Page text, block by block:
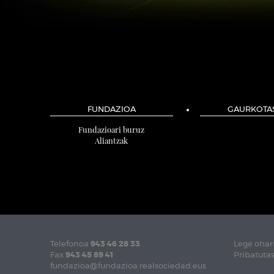
FUNDAZIOA
Fundazioari buruz
Aliantzak
Telefonoa 943 46 28 33
Fax 943 45 89 41
fundazioa@fundazioa.realsociedad.eus
Lege